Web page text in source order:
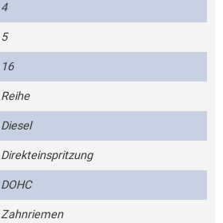
4
5
16
Reihe
Diesel
Direkteinspritzung
DOHC
Zahnriemen